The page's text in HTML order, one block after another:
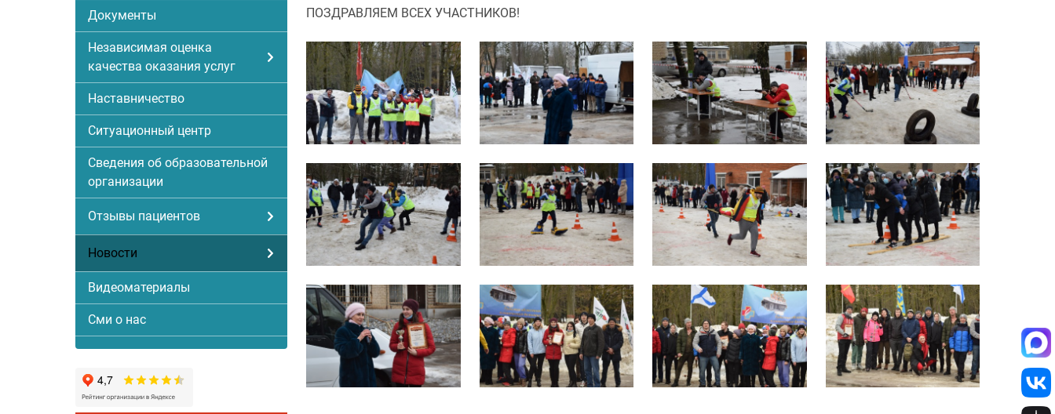
Документы
Независимая оценка
качества оказания услуг
Наставничество
Ситуационный центр
Сведения об образовательной
организации
Отзывы пациентов
Новости
Видеоматериалы
Сми о нас
ПОЗДРАВЛЯЕМ ВСЕХ УЧАСТНИКОВ!